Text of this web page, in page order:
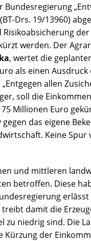
Bundesregierung
Drs. 19/13960)
Risikoabsicherung
werden. Der
, wertet die
als einen
allen
soll die
Millionen Euro
das eigene
Keine
und mittleren
betroffen. Diese
damit die
zu niedrig sind. Die
Kürzung der